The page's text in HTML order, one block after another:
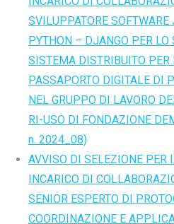
SVILUPPATORE
PYTHON – DJANGO PER
SISTEMA DISTRIBUITO PER
PASSAPORTO DIGITALE DI
NEL GRUPPO DI LAVORO
RI-USO DI FONDAZIONE
n. 2024_08)
AVVISO DI SELEZIONE PER
INCARICO DI
SENIOR ESPERTO DI
COORDINAZIONE E